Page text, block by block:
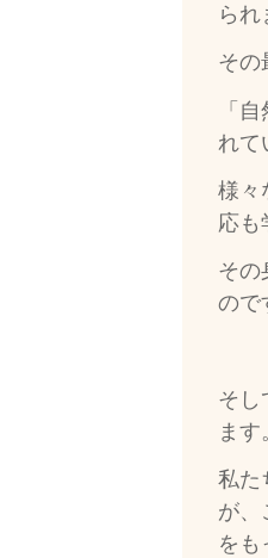
られ
その
「
れて
様々
応も
その
ので
そし
ます
私た
が、
をも